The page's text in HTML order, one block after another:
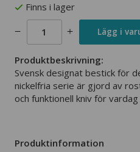
Finns i lager
Lägg i
Produktbeskrivning:
Svensk designat bestick för
nickelfria serie är gjord av
och funktionell kniv för
Produktinformation